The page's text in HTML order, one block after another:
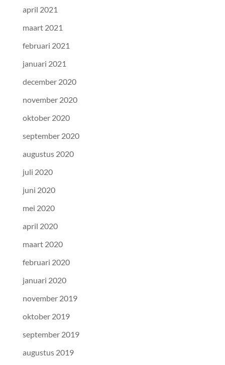
april 2021
maart 2021
februari 2021
januari 2021
december 2020
november 2020
oktober 2020
september 2020
augustus 2020
juli 2020
juni 2020
mei 2020
april 2020
maart 2020
februari 2020
januari 2020
november 2019
oktober 2019
september 2019
augustus 2019